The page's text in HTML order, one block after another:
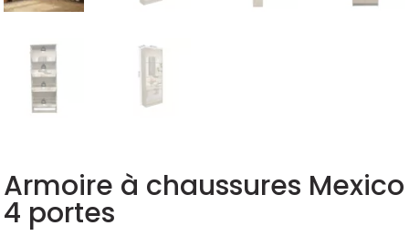
Armoire à chaussures Mexico
4 portes